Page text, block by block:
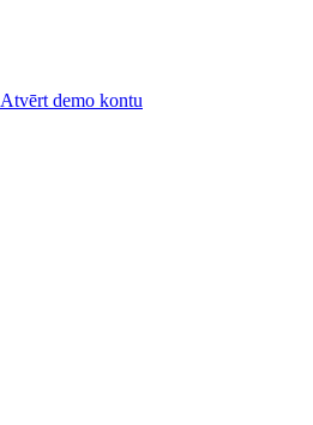
Atvērt demo kontu